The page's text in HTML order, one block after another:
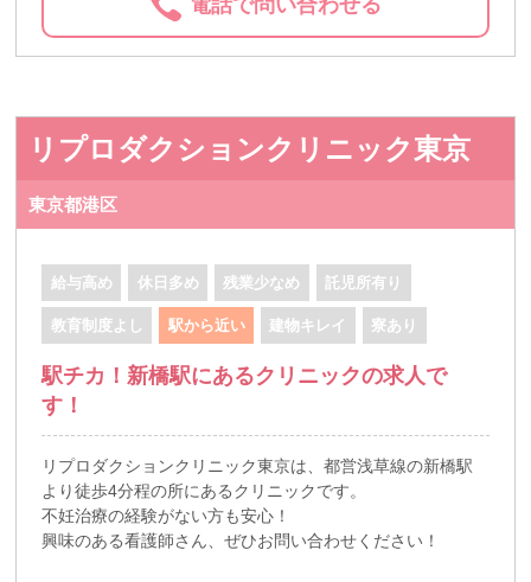
電話で問い合わせる
リプロダクションクリニック東京
東京都港区
給与高め 休日多め 残業少なめ 託児所有り
教育制度よし 駅から近い 建物キレイ 寮あり
駅チカ！新橋駅にあるクリニックの求人で
す！
リプロダクションクリニック東京は、都営浅草線の新橋駅
より徒歩4分程の所にあるクリニックです。
不妊治療の経験がない方も安心！
興味のある看護師さん、ぜひお問い合わせください！